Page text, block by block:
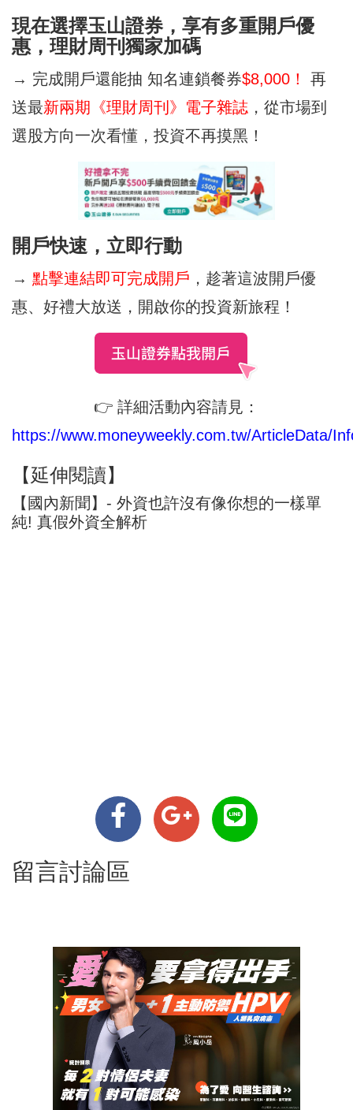
現在選擇玉山證券，享有多重開戶優
惠，理財周刊獨家加碼
→ 完成開戶還能抽 知名連鎖餐券$8,000！
再
送最新兩期《理財周刊》電子雜誌 ，從市場到
選股方向一次看懂，投資不再摸黑！
開戶快速，立即行動
→ 點擊連結即可完成開戶 ，趁著這波開戶優
惠、好禮大放送，開啟你的投資新旅程！
👉 詳細活動內容請見：
https://www.moneyweekly.com.tw/ArticleData/
【延伸閱讀】
【國內新聞】- 外資也許沒有像你想的一樣單
純! 真假外資全解析
留言討論區